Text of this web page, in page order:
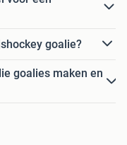
goalie?
goalies maken en